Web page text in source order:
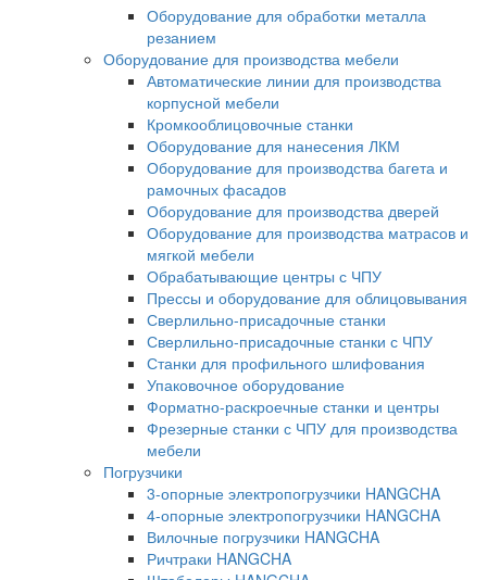
Оборудование для обработки металла
резанием
Оборудование для производства мебели
Автоматические линии для производства
корпусной мебели
Кромкооблицовочные станки
Оборудование для нанесения ЛКМ
Оборудование для производства багета и
рамочных фасадов
Оборудование для производства дверей
Оборудование для производства матрасов и
мягкой мебели
Обрабатывающие центры с ЧПУ
Прессы и оборудование для облицовывания
Сверлильно-присадочные станки
Сверлильно-присадочные станки с ЧПУ
Станки для профильного шлифования
Упаковочное оборудование
Форматно-раскроечные станки и центры
Фрезерные станки с ЧПУ для производства
мебели
Погрузчики
3-опорные электропогрузчики HANGCHA
4-опорные электропогрузчики HANGCHA
Вилочные погрузчики HANGCHA
Ричтраки HANGCHA